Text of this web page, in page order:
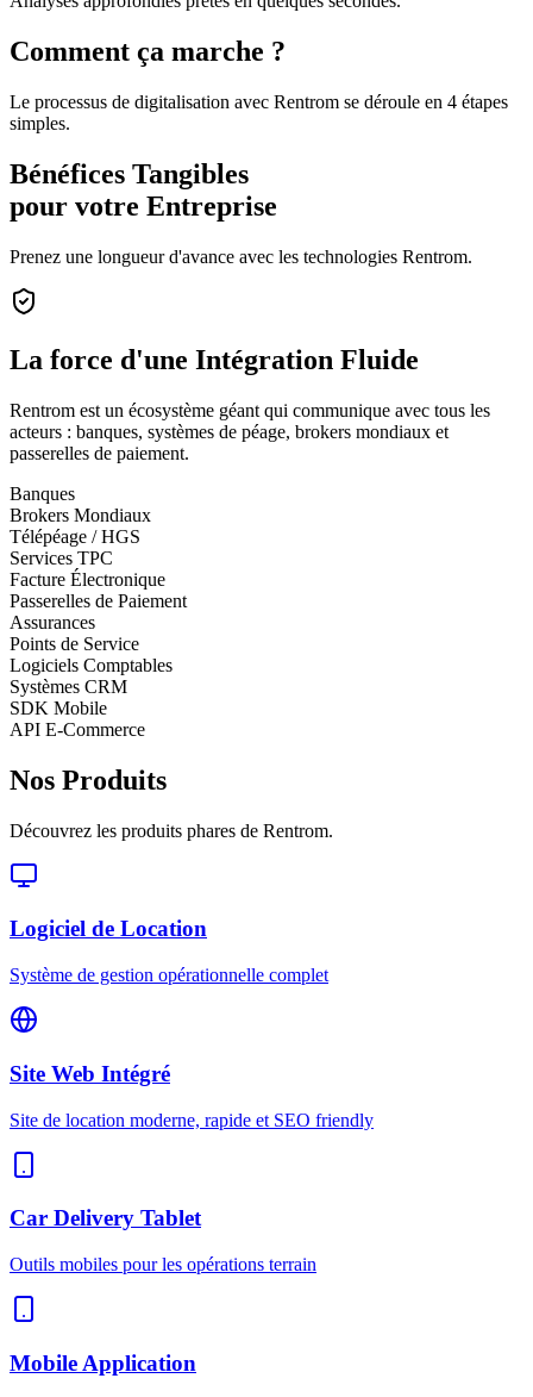
Comment ça marche ?
Le processus de digitalisation avec Rentrom se déroule en 4 étapes
simples.
Bénéfices Tangibles
pour votre Entreprise
Prenez une longueur d'avance avec les technologies Rentrom.
La force d'une Intégration Fluide
Rentrom est un écosystème géant qui communique avec tous les
acteurs : banques, systèmes de péage, brokers mondiaux et
passerelles de paiement.
Banques
Brokers Mondiaux
Télépéage / HGS
Services TPC
Facture Électronique
Passerelles de Paiement
Assurances
Points de Service
Logiciels Comptables
Systèmes CRM
SDK Mobile
API E-Commerce
Nos Produits
Découvrez les produits phares de Rentrom.
Logiciel de Location
Système de gestion opérationnelle complet
Site Web Intégré
Site de location moderne, rapide et SEO friendly
Car Delivery Tablet
Outils mobiles pour les opérations terrain
Mobile Application